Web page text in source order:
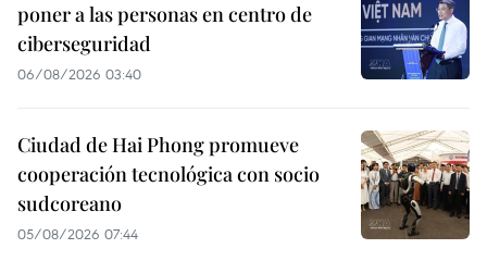
poner a las personas en centro de
ciberseguridad
06/08/2026 03:40
Ciudad de Hai Phong promueve
cooperación tecnológica con socio
sudcoreano
05/08/2026 07:44